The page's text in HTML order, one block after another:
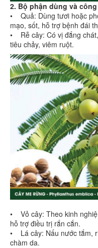
2. Bộ phận dùng và
• Quả: Dùng tươi hoặc
mạo, sốt, hỗ trợ bệnh đái
• Rễ cây: Có vị đắng
tiêu chảy, viêm ruột.
• Vỏ cây: Theo kinh
hỗ trợ điều trị rắn cắn.
• Lá cây: Nấu nước tắm,
chàm da.